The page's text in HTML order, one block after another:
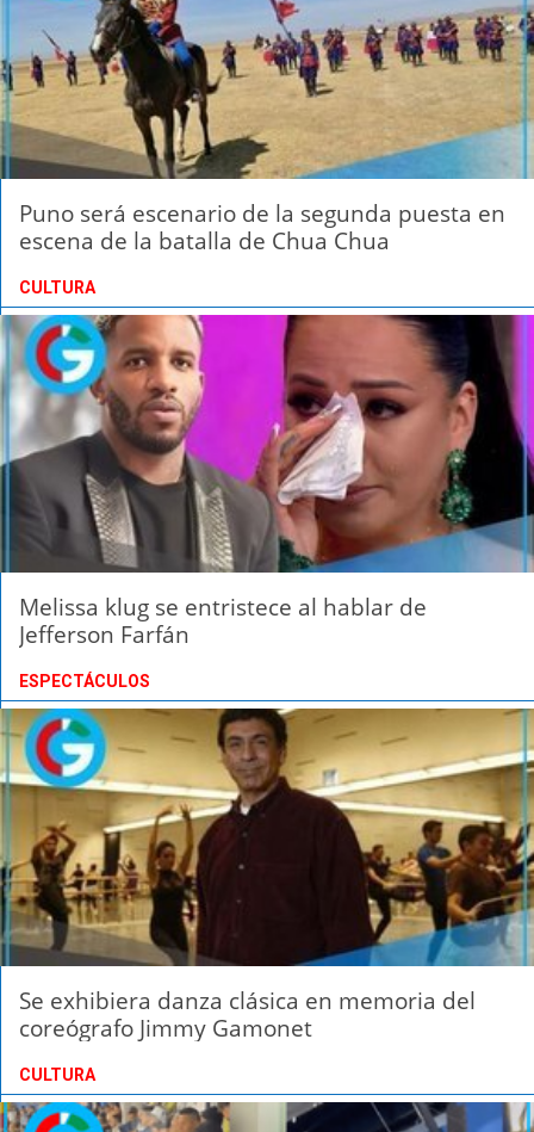
Puno será escenario de la segunda puesta en
escena de la batalla de Chua Chua
CULTURA
Melissa klug se entristece al hablar de
Jefferson Farfán
ESPECTÁCULOS
Se exhibiera danza clásica en memoria del
coreógrafo Jimmy Gamonet
CULTURA